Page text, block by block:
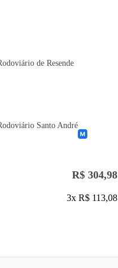
de Resende
Santo André
R$ 304,98
3x R$ 113,08